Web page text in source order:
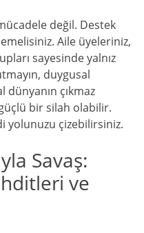
değil. Destek
Aile üyeleriniz,
sayesinde yalnız
duygusal
dünyanın çıkmaz
bir silah olabilir.
yolunuzu çizebilirsiniz.
Savaş:
ve